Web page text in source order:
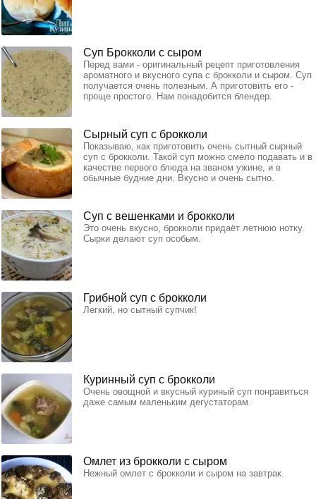
Суп Брокколи с сыром
Перед вами - оригинальный рецепт приготовления
ароматного и вкусного супа с брокколи и сыром. Суп
получается очень полезным. А приготовить его -
проще простого. Нам понадобится блендер.
Сырный суп с брокколи
Показываю, как приготовить очень сытный сырный
суп с брокколи. Такой суп можно смело подавать и в
качестве первого блюда на званом ужине, и в
обычные будние дни. Вкусно и очень сытно.
Суп с вешенками и брокколи
Это очень вкусно, брокколи придаёт летнюю нотку.
Сырки делают суп особым.
Грибной суп с брокколи
Легкий, но сытный супчик!
Куринный суп с брокколи
Очень овощной и вкусный куриный суп понравиться
даже самым маленьким дегустаторам.
Омлет из брокколи с сыром
Нежный омлет с брокколи и сыром на завтрак.